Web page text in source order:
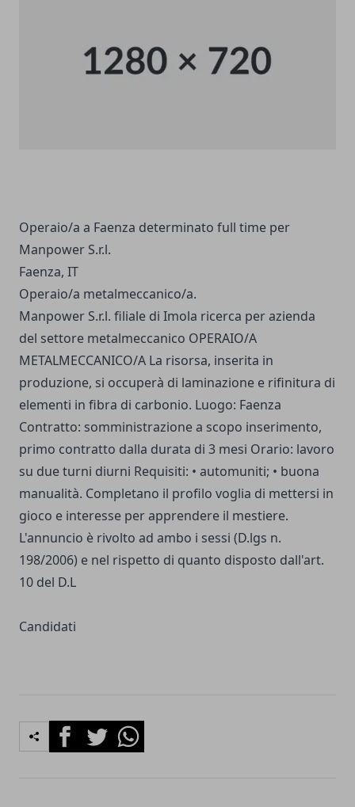
Operaio/a a Faenza determinato full time per
Manpower S.r.l.
Faenza, IT
Operaio/a metalmeccanico/a.
Manpower S.r.l. filiale di Imola ricerca per azienda
del settore metalmeccanico OPERAIO/A
METALMECCANICO/A La risorsa, inserita in
produzione, si occuperà di laminazione e rifinitura di
elementi in fibra di carbonio. Luogo: Faenza
Contratto: somministrazione a scopo inserimento,
primo contratto dalla durata di 3 mesi Orario: lavoro
su due turni diurni Requisiti: • automuniti; • buona
manualità. Completano il profilo voglia di mettersi in
gioco e interesse per apprendere il mestiere.
L'annuncio è rivolto ad ambo i sessi (D.lgs n.
198/2006) e nel rispetto di quanto disposto dall'art.
10 del D.L
Candidati
FacebookTwitterWhatsapp